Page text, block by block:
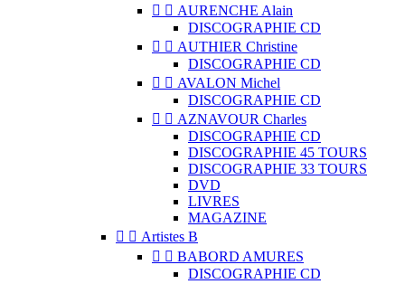
  AURENCHE Alain
DISCOGRAPHIE CD
  AUTHIER Christine
DISCOGRAPHIE CD
  AVALON Michel
DISCOGRAPHIE CD
  AZNAVOUR Charles
DISCOGRAPHIE CD
DISCOGRAPHIE 45 TOURS
DISCOGRAPHIE 33 TOURS
DVD
LIVRES
MAGAZINE
  Artistes B
  BABORD AMURES
DISCOGRAPHIE CD